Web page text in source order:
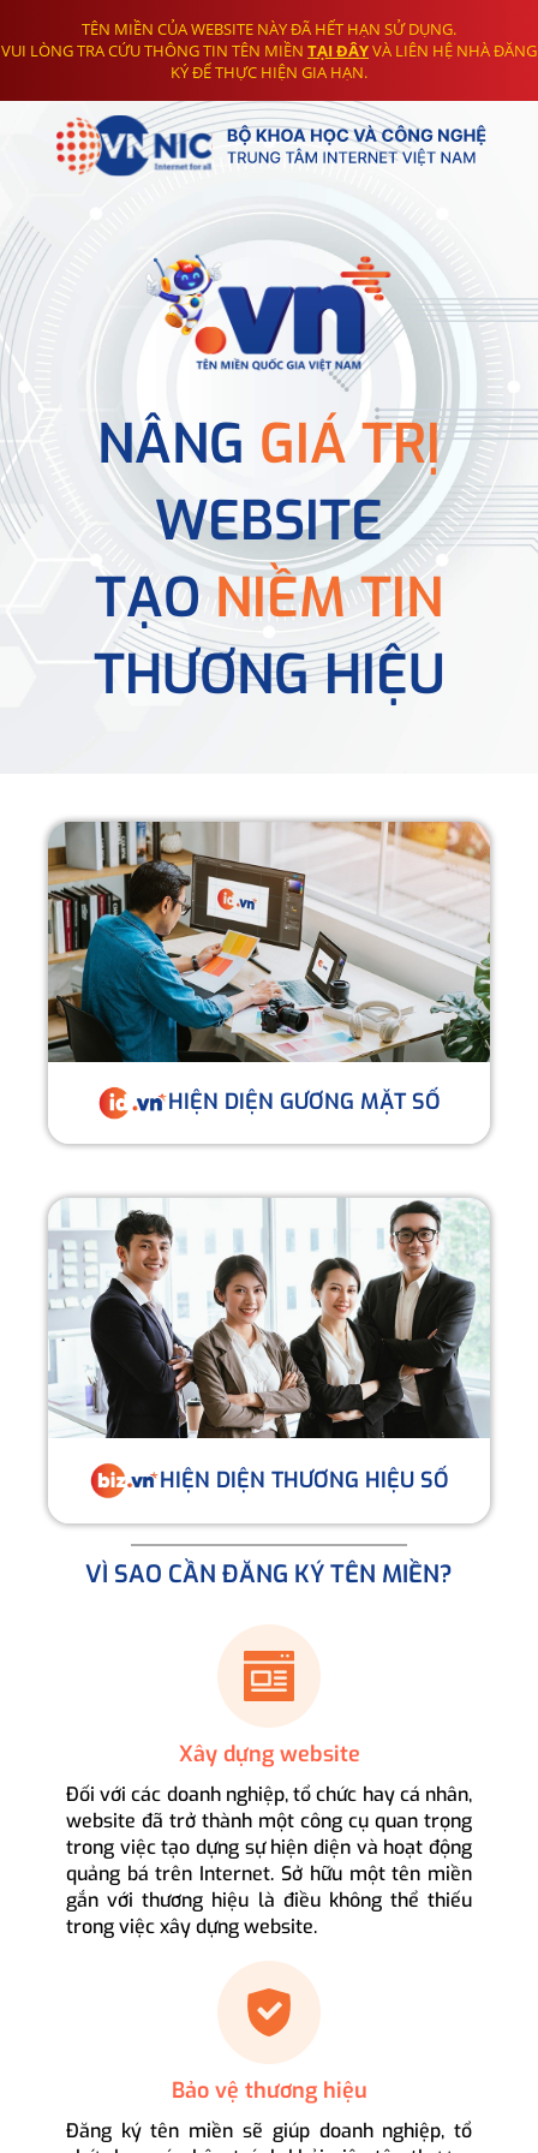
TÊN MIỀN CỦA WEBSITE NÀY ĐÃ HẾT HẠN SỬ DỤNG.
VUI LÒNG TRA CỨU THÔNG TIN TÊN MIỀN TẠI ĐÂYVÀ LIÊN HỆ NHÀ ĐĂNG
KÝ ĐỂ THỰC HIỆN GIA HẠN.
NÂNG GIÁ TRỊ
WEBSITE
TẠONIỀM TIN
THƯƠNG HIỆU
HIỆN DIỆN GƯƠNG MẶT SỐ
HIỆN DIỆN THƯƠNG HIỆU SỐ
VÌ SAO CẦN ĐĂNG KÝ TÊN MIỀN?
Xây dựng website
Đối với các doanh nghiệp, tổ chức hay cá nhân,
website đã trở thành một công cụ quan trọng
trong việc tạo dựng sự hiện diện và hoạt động
quảng bá trên Internet. Sở hữu một tên miền
gắn với thương hiệu là điều không thể thiếu
trong việc xây dựng website.
Bảo vệ thương hiệu
Đăng ký tên miền sẽ giúp doanh nghiệp, tổ